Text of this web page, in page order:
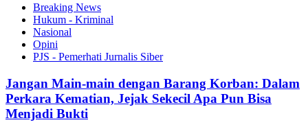
Breaking News
Hukum - Kriminal
Nasional
Opini
PJS - Pemerhati Jurnalis Siber
Jangan Main-main dengan Barang Korban: Dalam
Perkara Kematian, Jejak Sekecil Apa Pun Bisa
Menjadi Bukti